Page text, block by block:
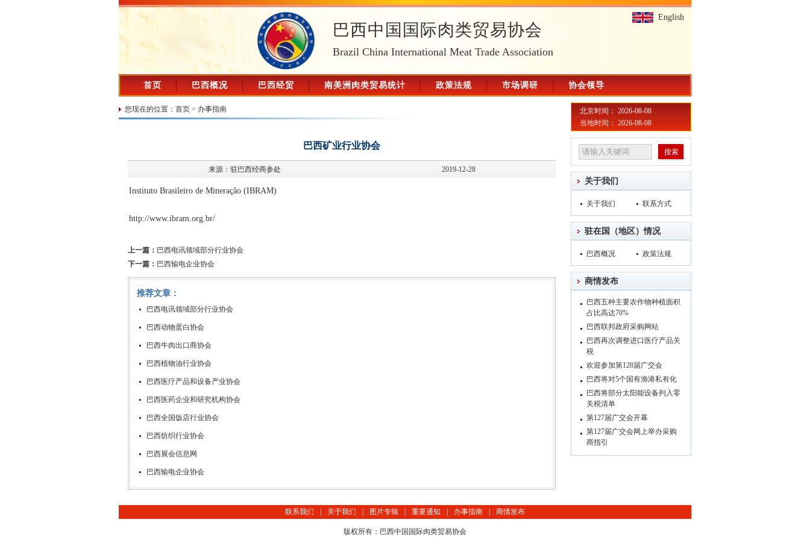
巴西中国国际肉类贸易协会
Brazil China International Meat Trade Association
English
首页 巴西概况 巴西经贸 南美洲肉类贸易统计 政策法规 市场调研 协会领导
您现在的位置： 首页 > 办事指南
巴西矿业行业协会
来源：驻巴西经商参处 2019-12-28
Instituto Brasileiro de Mineração (IBRAM)
http://www.ibram.org.br/
上一篇： 巴西电讯领域部分行业协会
下一篇： 巴西输电企业协会
推荐文章：
巴西电讯领域部分行业协会
巴西动物蛋白协会
巴西牛肉出口商协会
巴西植物油行业协会
巴西医疗产品和设备产业协会
巴西医药企业和研究机构协会
巴西全国饭店行业协会
巴西纺织行业协会
巴西展会信息网
巴西输电企业协会
北京时间： 2026-08-08
当地时间： 2026-08-08
关于我们
关于我们 联系方式
驻在国（地区）情况
巴西概况 政策法规
商情发布
巴西五种主要农作物种植面积
占比高达70%
巴西联邦政府采购网站
巴西再次调整进口医疗产品关
税
欢迎参加第128届广交会
巴西将对5个国有渔港私有化
巴西将部分太阳能设备列入零
关税清单
第127届广交会开幕
第127届广交会网上举办采购
商指引
联系我们 关于我们 图片专辑 重要通知 办事指南 商情发布
版权所有：巴西中国国际肉类贸易协会